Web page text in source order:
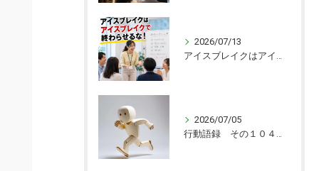
2026/07/13
アイスブレイクはアイスブレイクで終わらせるな！
2026/07/05
行動語録 その１０４０ 行動あるのみ！